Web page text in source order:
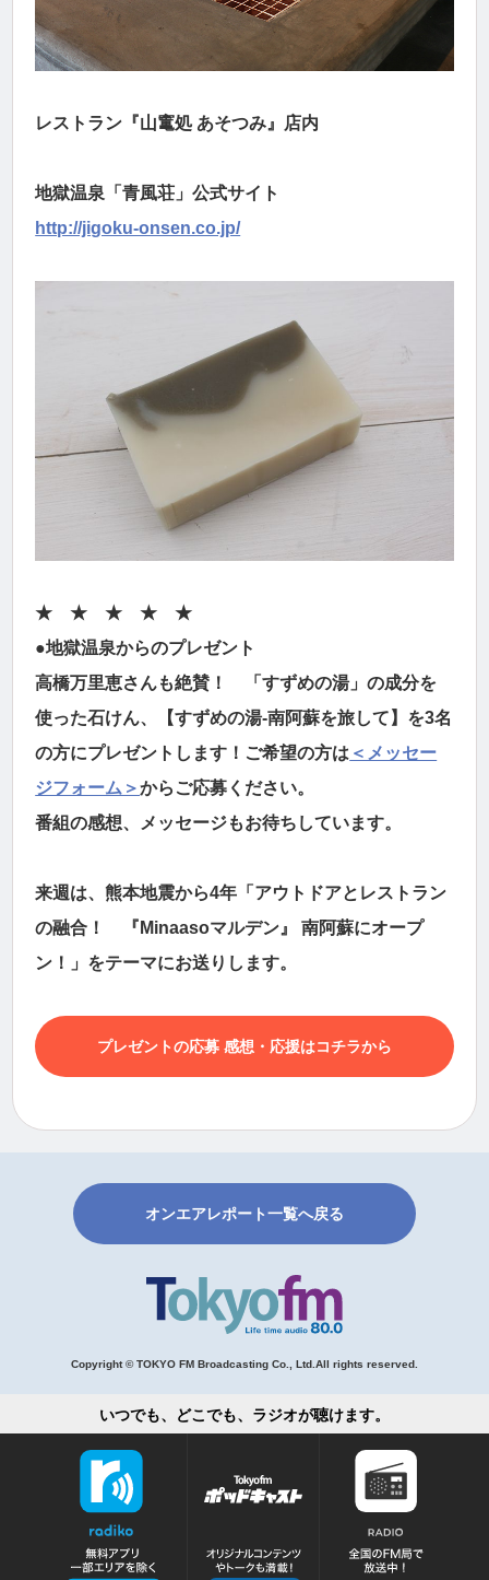
レストラン『山竃処 あそつみ』店内
地獄温泉「青風荘」公式サイト
http://jigoku-onsen.co.jp/
★ ★ ★ ★ ★
●地獄温泉からのプレゼント
高橋万里恵さんも絶賛！ 「すずめの湯」の成分を
使った石けん、【すずめの湯-南阿蘇を旅して】を3名
の方にプレゼントします！ご希望の方は ＜メッセー
ジフォーム＞からご応募ください。
番組の感想、メッセージもお待ちしています。
来週は、熊本地震から4年「アウトドアとレストラン
の融合！ 『Minaasoマルデン』 南阿蘇にオープ
ン！」をテーマにお送りします。
プレゼントの応募 感想・応援はコチラから
オンエアレポート一覧へ戻る
Copyright © TOKYO FM Broadcasting Co., Ltd.All rights reserved.
いつでも、どこでも、ラジオが聴けます。